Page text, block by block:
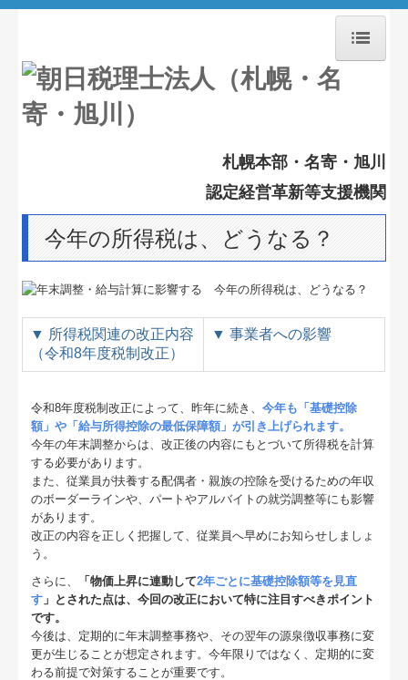
ホーム
採用情報
事務所紹介
交通案内
業務案内
セミナー案内
料金について
病院・診療所の皆様へ
社会福祉法人の皆様へ
経営改善オンデマンド講座
補助金・助成金・融資情報
関与先向け融資商品ご紹介
グループ通算（有利・不利）判定
札幌本部・名寄・旭川
認定経営革新等支援機関
今年の所得税は、どうなる？
▼ 所得税関連の改正内容
（令和8年度税制改正）
▼事業者への影響
令和8年度税制改正によって、昨年に続き、今年も「基礎控除
額」や「給与所得控除の最低保障額」が引き上げられます。
今年の年末調整からは、改正後の内容にもとづいて所得税を計算
する必要があります。
また、従業員が扶養する配偶者・親族の控除を受けるための年収
のボーダーラインや、パートやアルバイトの就労調整等にも影響
があります。
改正の内容を正しく把握して、従業員へ早めにお知らせしましょ
う。
さらに、
「物価上昇に連動して2年ごとに基礎控除額等を見直
す 」とされた点は、今回の改正において特に注目すべきポイント
です。
今後は、定期的に年末調整事務や、その翌年の源泉徴収事務に変
更が生じることが想定されます。今年限りではなく、定期的に変
わる前提で対策することが重要です。